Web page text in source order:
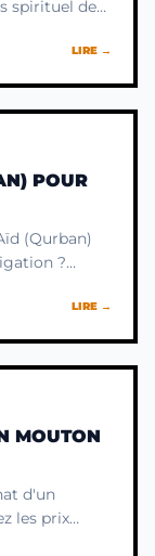
spirituel de
LIRE →
POUR
(Qurban)
?
LIRE →
MOUTON
d'un
les prix